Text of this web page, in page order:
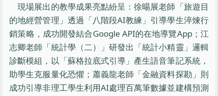
現場展出的教學成果亮點紛呈：徐暘展老師「旅遊目
的地經營管理」透過「八階段AI教練」引導學生淬煉行
銷策略，成功開發結合Google API的在地導覽App；江
志卿老師「統計學（二）」研發出「統計小精靈」邏輯
診斷模組，以「蘇格拉底式引導」產生語音筆記系統，
助學生克服量化恐懼；蕭義龍老師「金融資料探勘」則
成功引導非理工學生利用AI處理百萬筆數據並建構預測